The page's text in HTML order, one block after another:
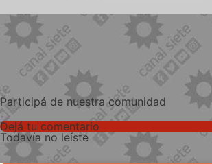
Participá de nuestra comunidad
Dejá tu comentario
Todavía no leíste